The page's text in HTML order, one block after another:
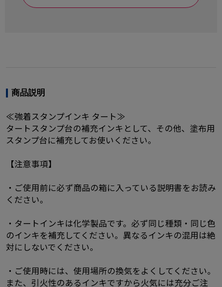
商品説明
≪強着スタンプインキ タート≫
タートスタンプ台の補充インキとして、その他、塗布用
スタンプ台に補充してお使いください。
【注意事項】
・ご使用前に必ず商品の箱に入っている説明書をお読み
ください。
・タートインキは化学製品です。必ず同じ種類・同じ色
のインキを補充してください。異なるインキの混用は絶
対にしないでください。
・ご使用時には、使用場所の換気をよくしてください。
また、引火性のあるインキですから火気には充分ご注